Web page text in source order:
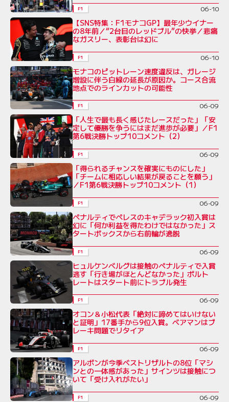
F1 06-10
【SNS特集：F1モナコGP】最年少ウイナー
の8年前／“2台目のレッドブル”の快挙／悲痛
なガスリー、表彰台は幻に
F1 06-10
モナコのピットレーン速度違反は、ガレージ
増設に伴う白線の延長が原因か。コース合流
地点でのラインカットの可能性
F1 06-09
「人生で最も長く感じたレースだった」「安
定して優勝を争うにはまだ進歩が必要」／F1
第6戦決勝トップ10コメント（2）
F1 06-09
「得られるチャンスを確実にものにした」
「チームに相応しい結果が戻ることを願う」
／F1第6戦決勝トップ10コメント（1）
F1 06-09
ペナルティでペレスのキャデラック初入賞は
幻に「何か利益を得たわけではなかった」ス
タートボックスから右前輪が逸脱
F1 06-09
ヒュルケンベルグは接触のペナルティで入賞
逃す「行き場がほとんどなかった」ボルト
レートはスタート前にトラブル発生
F1 06-09
オコン＆小松代表「絶対に諦めてはいけない
と証明」17番手から9位入賞。ベアマンはブ
レーキ問題でリタイア
F1 06-09
アルボンが今季ベストリザルトの8位「マシ
ンとの一体感があった」サインツは接触につ
いて「受け入れがたい」
F1 06-09